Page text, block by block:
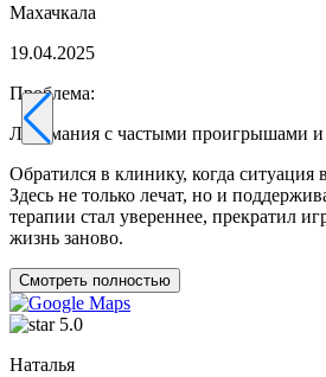
Махачкала
19.04.2025
Проблема:
Лудомания с частыми проигрышами и
Обратился в клинику, когда ситуация
Здесь не только лечат, но и
терапии стал увереннее, прекратил
жизнь заново.
Смотреть полностью
5.0
Наталья